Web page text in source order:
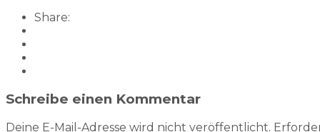
Share:
Schreibe einen Kommentar
Deine E-Mail-Adresse wird nicht veröffentlicht.